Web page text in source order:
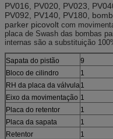
PV016, PV020, PV023,
PV092, PV140, PV180,
parker picovolt com
placa de Swash das bombas
internas são a substituição
Sapata do pistão
9
Bloco de cilindro
1
RH da placa da válvula1
Eixo da movimentação 1
Placa do retentor
1
Placa da sapata
1
Retentor
1